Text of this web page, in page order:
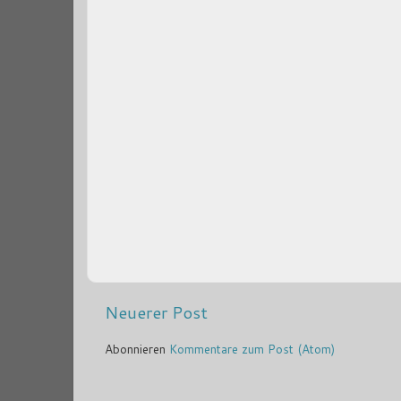
Neuerer Post
Abonnieren Kommentare zum Post (Atom)